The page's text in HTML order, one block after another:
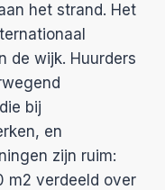
het strand. Het
de wijk. Huurders
bij
en
zijn ruim:
m2 verdeeld over